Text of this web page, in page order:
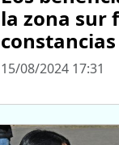
la zona sur
15/08/2024 17:31